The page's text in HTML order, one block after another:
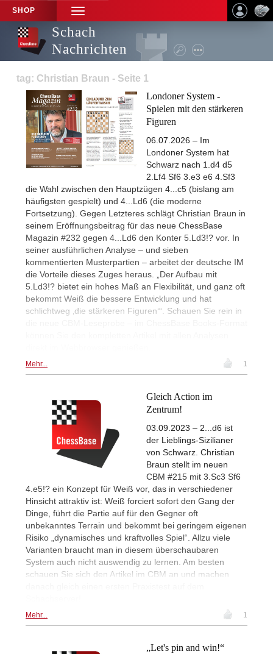
SHOP
TOGGLE
NAVIGATION
Schach
Nachrichten
tag: Christian Braun - Seite 1
Londoner System -
Spielen mit den stärkeren
Figuren
06.07.2026 – Im
Londoner System hat
Schwarz nach 1.d4 d5
2.Lf4 Sf6 3.e3 e6 4.Sf3
die Wahl zwischen den Hauptzügen 4...c5 (bislang am
häufigsten gespielt) und 4...Ld6 (die moderne
Fortsetzung). Gegen Letzteres schlägt Christian Braun in
seinem Eröffnungsbeitrag für das neue ChessBase
Magazin #232 gegen 4...Ld6 den Konter 5.Ld3!? vor. In
seiner ausführlichen Analyse – und sieben
kommentierten Musterpartien – arbeitet der deutsche IM
die Vorteile dieses Zuges heraus. „Der Aufbau mit
5.Ld3!? bietet ein hohes Maß an Flexibilität, und ganz oft
bekommt Weiß die bessere Entwicklung und hat
schlichtweg ‚die stärkeren Figuren‘“. Schauen Sie rein in
Mehr... 1
Gleich Action im
Zentrum!
03.09.2023 – 2...d6 ist
der Lieblings-Sizilianer
von Schwarz. Christian
Braun stellt im neuen
CBM #215 mit 3.Sc3 Sf6
4.e5!? ein Konzept für Weiß vor, das in verschiedener
Hinsicht attraktiv ist: Weiß forciert sofort den Gang der
Dinge, führt die Partie auf für den Gegner oft
unbekanntes Terrain und bekommt bei geringem eigenen
Risiko „dynamisches und kraftvolles Spiel“. Allzu viele
Varianten braucht man in diesem überschaubaren
System auch nicht auswendig zu lernen. Am besten
schauen Sie sich den Artikel im CBM an und machen
Mehr... 1
„Let's pin and win!“